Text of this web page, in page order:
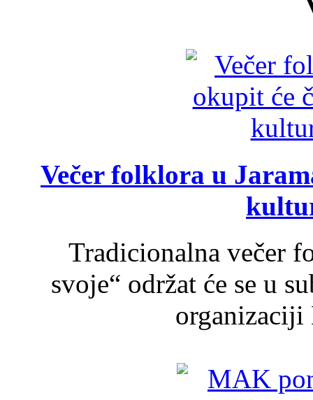
Večer folklora u
Tradicionalna večer
svoje“ održat će se u
organizaciji